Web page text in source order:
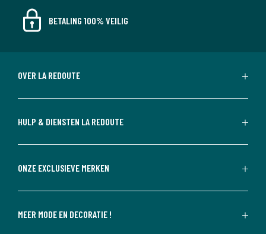
BETALING 100% VEILIG
OVER LA REDOUTE
HULP & DIENSTEN LA REDOUTE
ONZE EXCLUSIEVE MERKEN
MEER MODE EN DECORATIE !